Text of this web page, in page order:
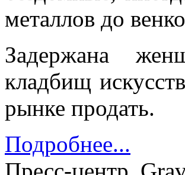
металлов до
Задержана
кладбищ
рынке продать.
Подробнее...